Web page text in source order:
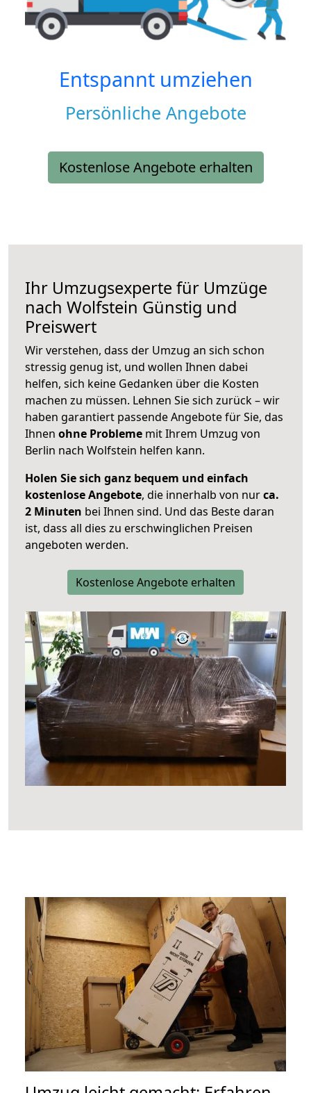
Entspannt umziehen
Persönliche Angebote
Kostenlose Angebote erhalten
Ihr Umzugsexperte für Umzüge
nach Wolfstein Günstig und
Preiswert
Wir verstehen, dass der Umzug an sich schon
stressig genug ist, und wollen Ihnen dabei
helfen, sich keine Gedanken über die Kosten
machen zu müssen. Lehnen Sie sich zurück – wir
haben garantiert passende Angebote für Sie, das
Ihnen ohne Probleme mit Ihrem Umzug von
Berlin nach Wolfstein helfen kann.
Holen Sie sich ganz bequem und einfach
kostenlose Angebote, die innerhalb von nurca.
2 Minuten bei Ihnen sind. Und das Beste daran
ist, dass all dies zu erschwinglichen Preisen
angeboten werden.
Kostenlose Angebote erhalten